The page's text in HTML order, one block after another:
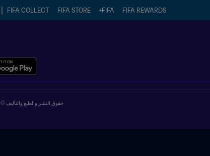
FIFA REWARDS
FIFA+
FIFA STORE
FIFA COLLECT
حقوق النشر والطبع والتأليف © ١٩٩٤ - ٢٠٢٦ FIFA. جميع الحقوق محفوظة.